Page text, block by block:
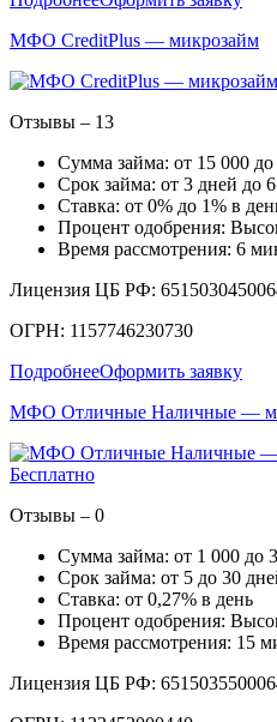
МФО CreditPlus — микрозайм
Отзывы – 13
Сумма займа: от 15 000
Срок займа: от 3 дней до
Ставка: от 0% до 1% в
Процент одобрения:
Время рассмотрения: 6
Лицензия ЦБ РФ:
ОГРН: 1157746230730
ПодробнееОформить заявку
МФО Отличные Наличные —
Бесплатно
Отзывы – 0
Сумма займа: от 1 000 до
Срок займа: от 5 до 30
Ставка: от 0,27% в день
Процент одобрения:
Время рассмотрения: 15
Лицензия ЦБ РФ: